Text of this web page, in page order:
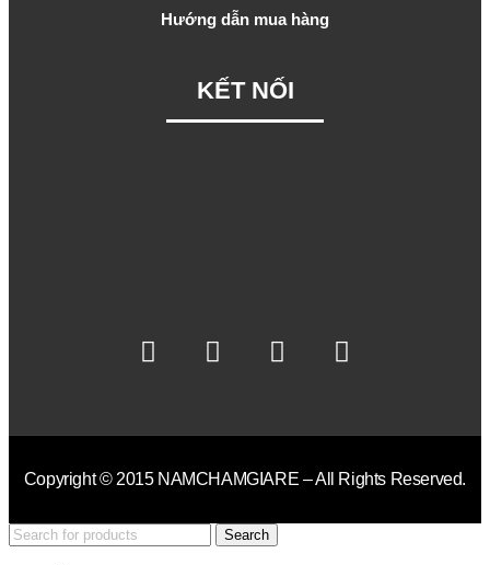
Hướng dẫn mua hàng
KẾT NỐI
Copyright © 2015 NAMCHAMGIARE – All Rights Reserved.
Search